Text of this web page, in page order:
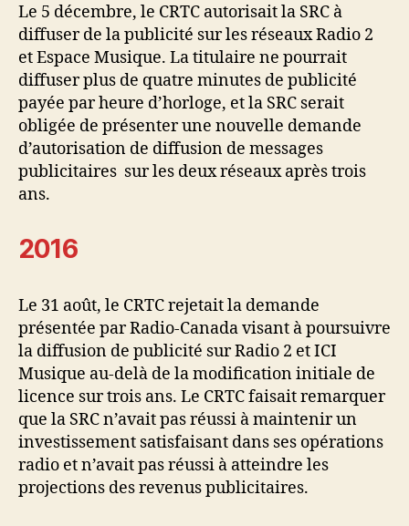
Le 5 décembre, le CRTC autorisait la SRC à
diffuser de la publicité sur les réseaux Radio 2
et Espace Musique. La titulaire ne pourrait
diffuser plus de quatre minutes de publicité
payée par heure d’horloge, et la SRC serait
obligée de présenter une nouvelle demande
d’autorisation de diffusion de messages
publicitaires sur les deux réseaux après trois
ans.
2016
Le 31 août, le CRTC rejetait la demande
présentée par Radio-Canada visant à poursuivre
la diffusion de publicité sur Radio 2 et ICI
Musique au-delà de la modification initiale de
licence sur trois ans. Le CRTC faisait remarquer
que la SRC n’avait pas réussi à maintenir un
investissement satisfaisant dans ses opérations
radio et n’avait pas réussi à atteindre les
projections des revenus publicitaires.